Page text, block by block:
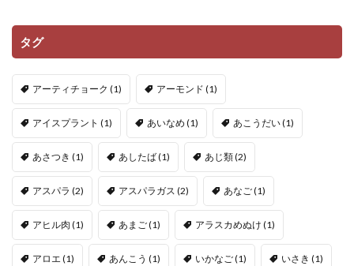
タグ
アーティチョーク (1) アーモンド (1)
アイスプラント (1) あいなめ (1) あこうだい(1)
あさつき (1) あしたば(1) あじ類(2)
アスパラ (2) アスパラガス (2) あなご(1)
アヒル肉 (1) あまご(1) アラスカめぬけ (1)
アロエ (1) あんこう (1) いかなご(1) いさき (1)